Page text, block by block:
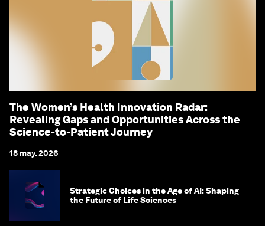
The Women’s Health Innovation Radar:
Revealing Gaps and Opportunities Across the
Science-to-Patient Journey
18 may. 2026
Strategic Choices in the Age of AI: Shaping
the Future of Life Sciences